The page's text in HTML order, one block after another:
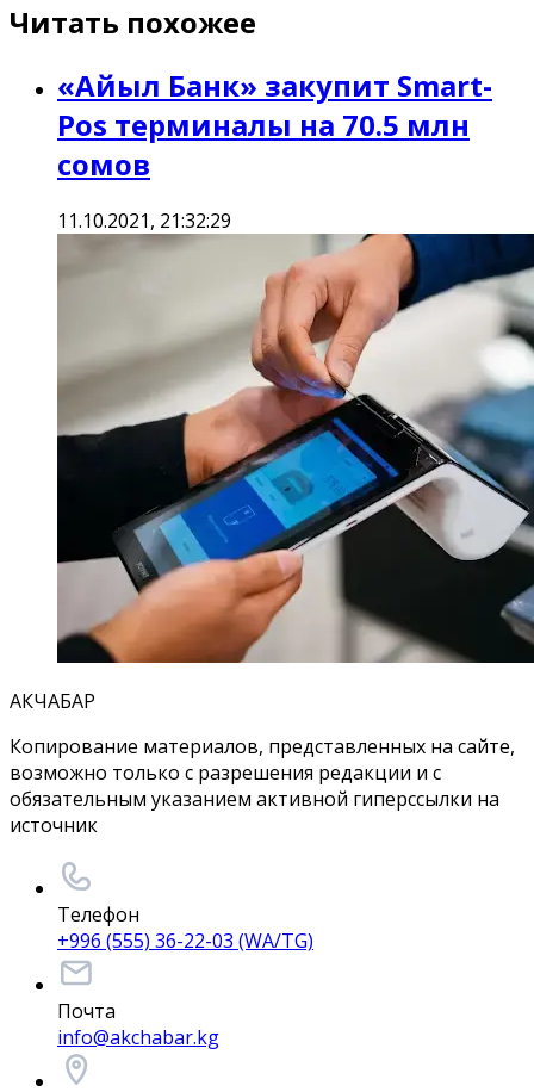
Читать похожее
«Айыл Банк» закупит Smart-
Pos терминалы на 70.5 млн
сомов
11.10.2021, 21:32:29
АКЧАБАР
Копирование материалов, представленных на сайте,
возможно только с разрешения редакции и с
обязательным указанием активной гиперссылки на
источник
Телефон
+996 (555) 36-22-03 (WA/TG)
Почта
info@akchabar.kg